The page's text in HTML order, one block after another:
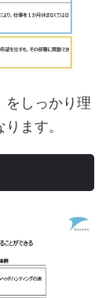
をしっかり理
ます。